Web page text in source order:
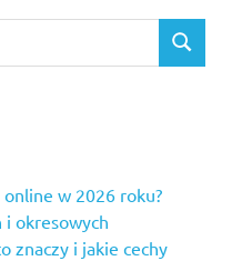
SEARCH
w 2026 roku?
i okresowych
znaczy i jakie cechy